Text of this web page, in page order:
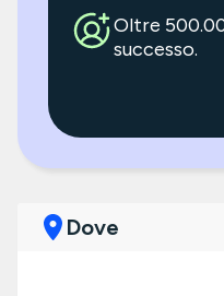
Oltre
successo.
Dove